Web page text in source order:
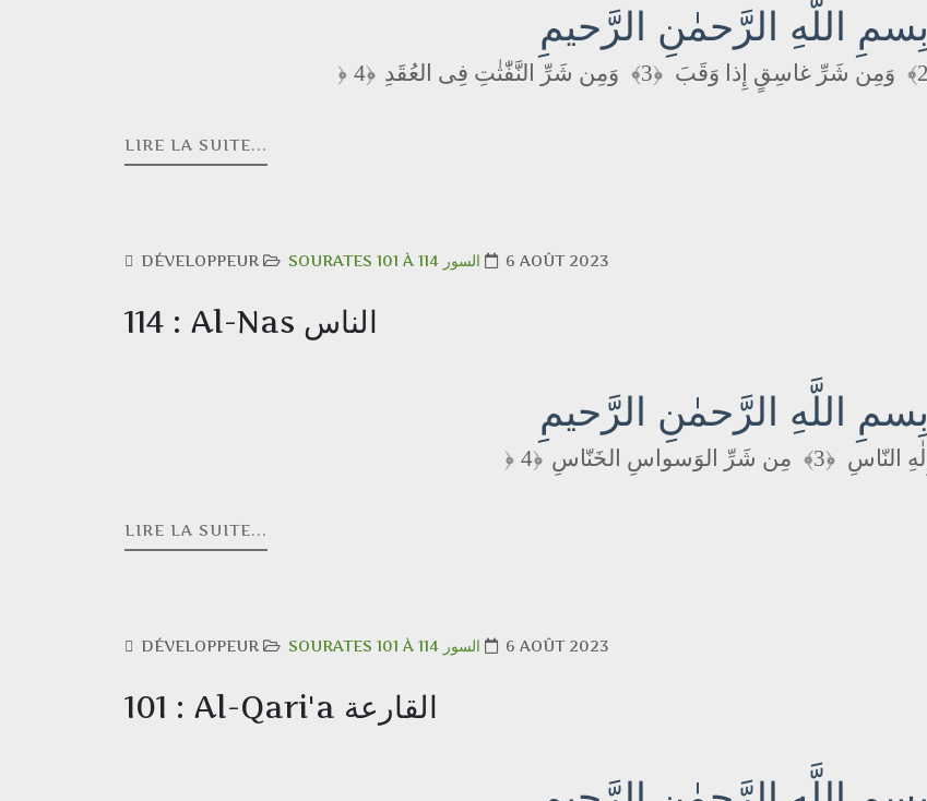
بِسمِ اللَّهِ الرَّحمٰنِ الرَّحيمِ
﴿ وَمِن شَرِّ غاسِقٍ إِذا وَقَبَ ﴿3﴾ وَمِن شَرِّ النَّفّٰثٰتِ فِى العُقَدِ
LIRE LA SUITE...
DÉVELOPPEUR SOURATES 101 À 114 السور 6 AOÛT 2023
114 : Al-Nas الناس
بِسمِ اللَّهِ الرَّحمٰنِ الرَّحيمِ
﴿ إِلٰهِ النّاسِ ﴿3﴾ مِن شَرِّ الوَسواسِ الخَنّاسِ
LIRE LA SUITE...
DÉVELOPPEUR SOURATES 101 À 114 السور 6 AOÛT 2023
101 : Al-Qari'a القارعة